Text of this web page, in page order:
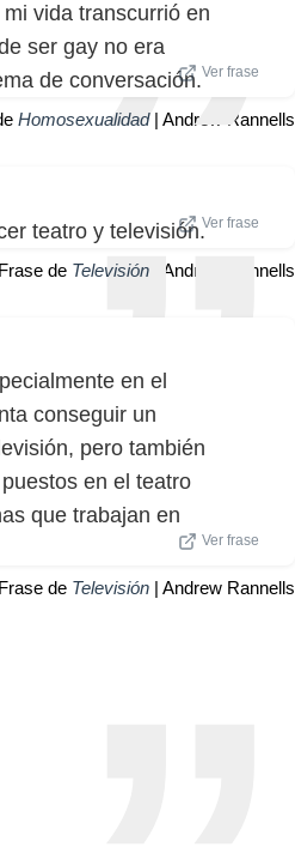
vida transcurrió en
ser gay no era
de conversación.Ver frase
Homosexualidad| Andrew Rannells
teatro y televisión.Ver frase
Frase de Televisión | Andrew Rannells
en el
conseguir un
pero también
en el teatro
que trabajan en
Ver frase
Frase de Televisión | Andrew Rannells